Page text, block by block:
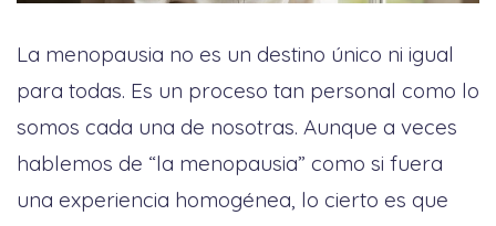
La menopausia no es un destino único ni igual
para todas. Es un proceso tan personal como lo
somos cada una de nosotras. Aunque a veces
hablemos de “la menopausia” como si fuera
una experiencia homogénea, lo cierto es que